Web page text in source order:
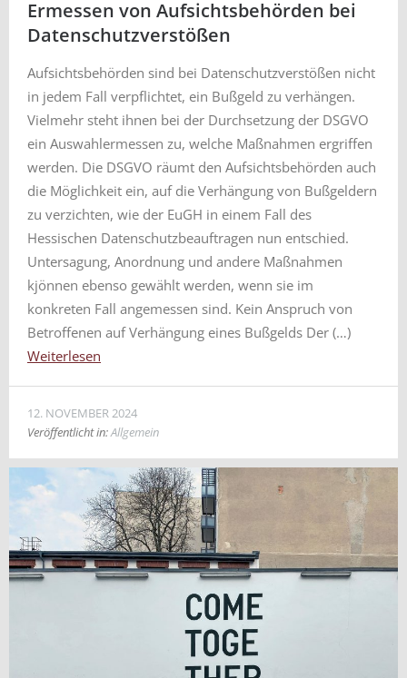
Ermessen von Aufsichtsbehörden bei
Datenschutzverstößen
Aufsichtsbehörden sind bei Datenschutzverstößen nicht
in jedem Fall verpflichtet, ein Bußgeld zu verhängen.
Vielmehr steht ihnen bei der Durchsetzung der DSGVO
ein Auswahlermessen zu, welche Maßnahmen ergriffen
werden. Die DSGVO räumt den Aufsichtsbehörden auch
die Möglichkeit ein, auf die Verhängung von Bußgeldern
zu verzichten, wie der EuGH in einem Fall des
Hessischen Datenschutzbeauftragen nun entschied.
Untersagung, Anordnung und andere Maßnahmen
kjönnen ebenso gewählt werden, wenn sie im
konkreten Fall angemessen sind. Kein Anspruch von
Betroffenen auf Verhängung eines Bußgelds Der (…)
Weiterlesen
12. NOVEMBER 2024
Veröffentlicht in:Allgemein